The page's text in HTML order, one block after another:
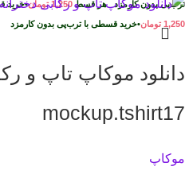
ترب‌پی بدون کارمزدهر قسط1,250 تومان•خرید
1,250 تومان•خرید قسطی با ترب‌پی بدون کارمزد
دانلود موکاپ تاپ و
mockup.tshirt17
موکاپ